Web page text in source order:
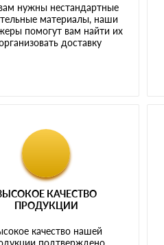
нужны нестандартные
материалы, наши
помогут вам найти их
доставку
КАЧЕСТВО
ПРОДУКЦИИ
качество нашей
подтверждено